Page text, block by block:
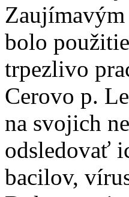
Zaujímavým
bolo
trpezlivo
Cerovo p.
na svojich
odsledovať
bacilov,